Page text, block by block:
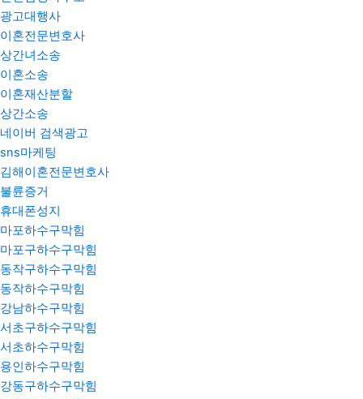
광고대행사
이혼전문변호사
상간녀소송
이혼소송
이혼재산분할
상간소송
네이버 검색광고
sns마케팅
김해이혼전문변호사
불륜증거
휴대폰성지
마포하수구막힘
마포구하수구막힘
동작구하수구막힘
동작하수구막힘
강남하수구막힘
서초구하수구막힘
서초하수구막힘
용인하수구막힘
강동구하수구막힘